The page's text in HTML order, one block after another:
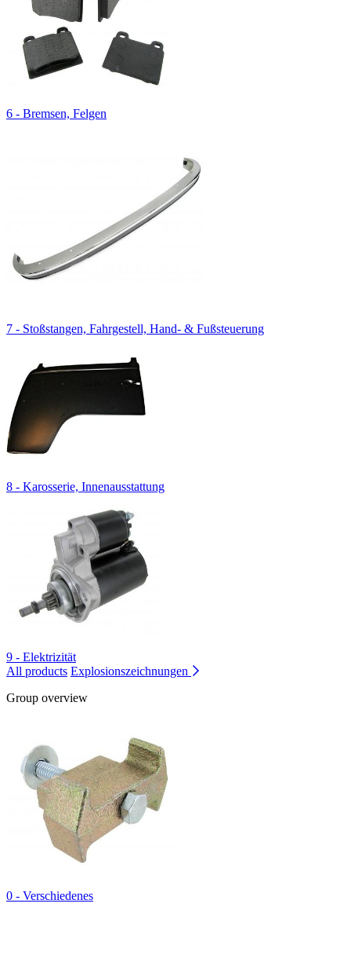
6 - Bremsen, Felgen
7 - Stoßstangen, Fahrgestell, Hand- & Fußsteuerung
8 - Karosserie, Innenausstattung
9 - Elektrizität
All products Explosionszeichnungen
Group overview
0 - Verschiedenes